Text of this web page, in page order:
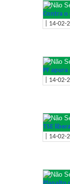
Contra o
| 14-02-
PF
| 14-02-
TSE
| 14-02-